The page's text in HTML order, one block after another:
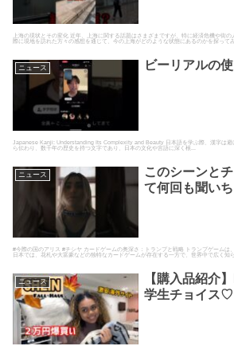
上海の現状とその変化 近年、上海に関する話題はさまざまですが、特に経済危機や街
際に現地を訪れた方々の感想を通じて、今の上海がどのような状態にあるのかを探って
ニュース ビーリアルの
Japanese Kanji: Understanding Its Complexity and Beauty 日本語を学ぶ際、漢字は避
ら伝わり、数千年の歴史を持つ文字であり、日本の文化や言語に深く根...
ニュース
このシーンと
て何回も聞いち
#今際の国のアリス #チシヤ カードゲームの奥深さ：トランプと戦略 トランプゲームは
日本では、花札や大富豪などの独特なカードゲームが存在する一方で、世界中で広く知
ニュース
【購入品紹介
学生チョイス♡